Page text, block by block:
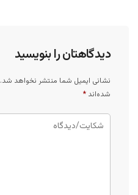
دیدگاهتان را بنویسید
نشانی ایمیل شما منتشر نخواهد شد.
شده‌اند *